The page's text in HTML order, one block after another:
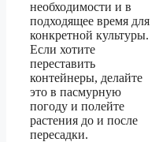
необходимости и в
подходящее время для
конкретной культуры.
Если хотите
переставить
контейнеры, делайте
это в пасмурную
погоду и полейте
растения до и после
пересадки.